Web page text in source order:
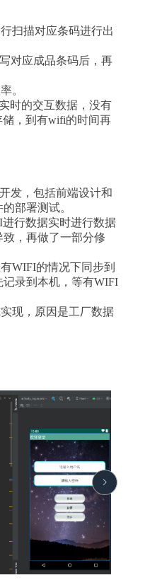
扫描对应条码进行出
对应成品条码后，再
。
时的交互数据，没有
，到有wifi的时间再
发，包括前端设计和
部署测试。
行数据实时进行数据
，再做了一部分修
WIFI的情况下同步到
录到本机，等有WIFI
现，原因是工厂数据